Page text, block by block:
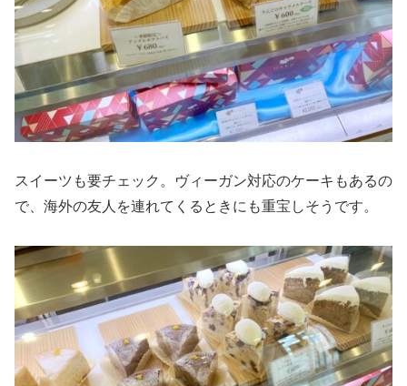
スイーツも要チェック。ヴィーガン対応のケーキもあるの
で、海外の友人を連れてくるときにも重宝しそうです。